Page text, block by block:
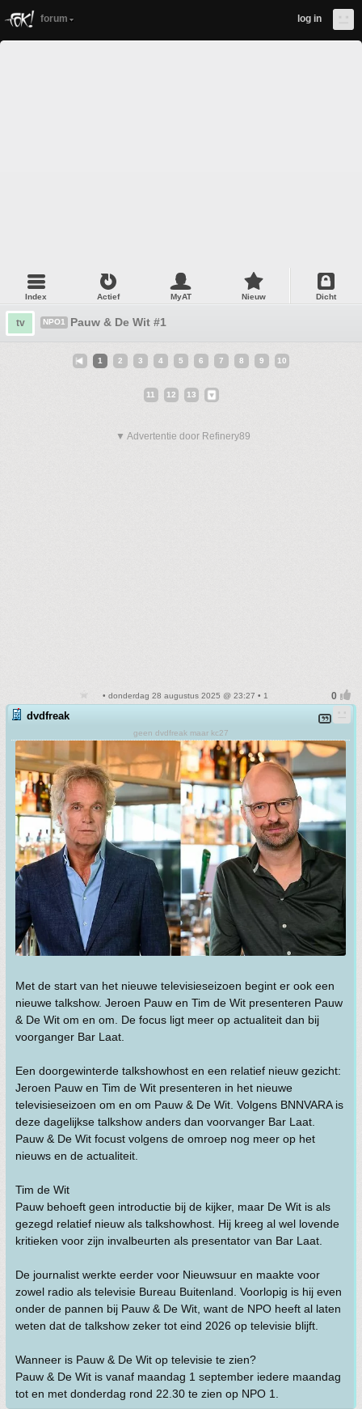
forum log in
Index Actief MyAT Nieuw Dicht
tv NPO1 Pauw & De Wit #1
1 2 3 4 5 6 7 8 9 10
11 12 13
▼ Advertentie door Refinery89
• donderdag 28 augustus 2025 @ 23:27 • 1
dvdfreak
geen dvdfreak maar kc27
Met de start van het nieuwe televisieseizoen begint er ook een
nieuwe talkshow. Jeroen Pauw en Tim de Wit presenteren Pauw
& De Wit om en om. De focus ligt meer op actualiteit dan bij
voorganger Bar Laat.
Een doorgewinterde talkshowhost en een relatief nieuw gezicht:
Jeroen Pauw en Tim de Wit presenteren in het nieuwe
televisieseizoen om en om Pauw & De Wit. Volgens BNNVARA is
deze dagelijkse talkshow anders dan voorvanger Bar Laat.
Pauw & De Wit focust volgens de omroep nog meer op het
nieuws en de actualiteit.
Tim de Wit
Pauw behoeft geen introductie bij de kijker, maar De Wit is als
gezegd relatief nieuw als talkshowhost. Hij kreeg al wel lovende
kritieken voor zijn invalbeurten als presentator van Bar Laat.
De journalist werkte eerder voor Nieuwsuur en maakte voor
zowel radio als televisie Bureau Buitenland. Voorlopig is hij even
onder de pannen bij Pauw & De Wit, want de NPO heeft al laten
weten dat de talkshow zeker tot eind 2026 op televisie blijft.
Wanneer is Pauw & De Wit op televisie te zien?
Pauw & De Wit is vanaf maandag 1 september iedere maandag
tot en met donderdag rond 22.30 te zien op NPO 1.